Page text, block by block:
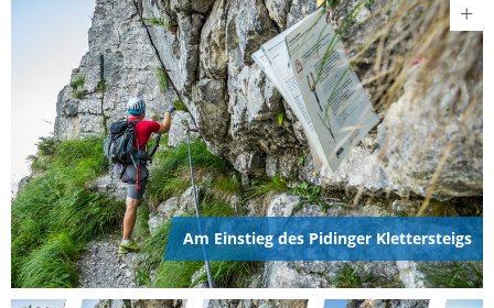
Am Einstieg des Pidinger Klettersteigs